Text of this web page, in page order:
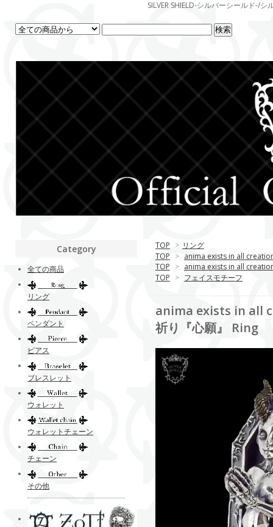
SILVER SHIELD-シルバーシールド-/
TOP > リング
TOP > anima exists in all
TOP > anima exists in all
TOP > フェイスモチーフ
anima exists in all
祈り『心願』 Ring
Category
全ての商品
リング
ペンダント
ピアス
ブレスレット
ウォレット
ウォレットチェーン
チェーン
その他